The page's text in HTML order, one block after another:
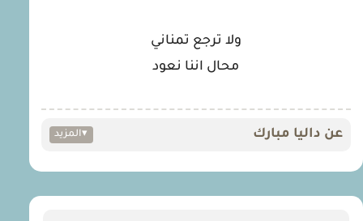
ولا ترجع تمناني
محال اننا نعود
عن داليا مبارك ▾المزيد